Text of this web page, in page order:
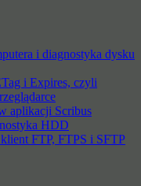
i diagnostyka dysku
i Expires, czyli
aplikacji Scribus
HDD
FTP, FTPS i SFTP